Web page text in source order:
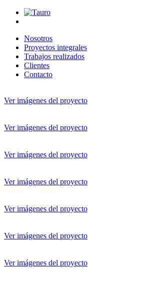
Nosotros
Proyectos integrales
Trabajos realizados
Clientes
Contacto
Ver imágenes del proyecto
Ver imágenes del proyecto
Ver imágenes del proyecto
Ver imágenes del proyecto
Ver imágenes del proyecto
Ver imágenes del proyecto
Ver imágenes del proyecto